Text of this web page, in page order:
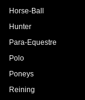
Horse-Ball
Hunter
Para-Equestre
Polo
Poneys
Reining